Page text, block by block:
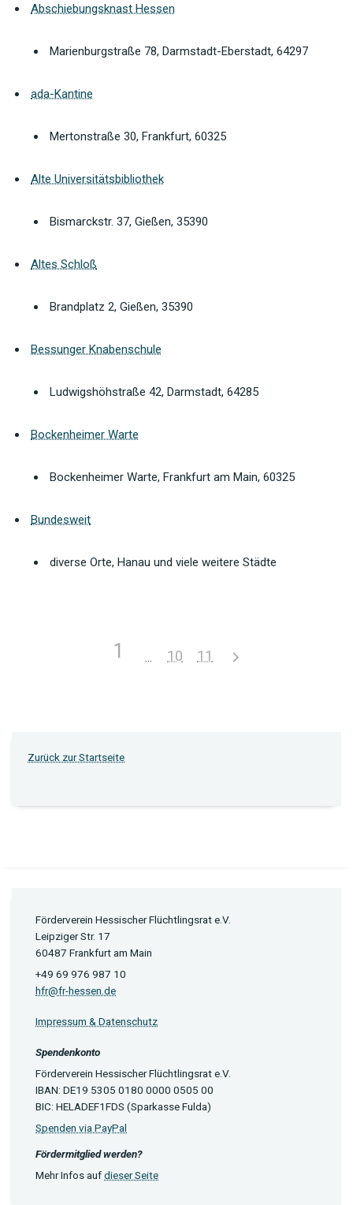
Abschiebungsknast Hessen
Marienburgstraße 78, Darmstadt-Eberstadt, 64297
ada-Kantine
Mertonstraße 30, Frankfurt, 60325
Alte Universitätsbibliothek
Bismarckstr. 37, Gießen, 35390
Altes Schloß
Brandplatz 2, Gießen, 35390
Bessunger Knabenschule
Ludwigshöhstraße 42, Darmstadt, 64285
Bockenheimer Warte
Bockenheimer Warte, Frankfurt am Main, 60325
Bundesweit
diverse Orte, Hanau und viele weitere Städte
1 10 11
Zurück zur Startseite
Förderverein Hessischer Flüchtlingsrat e.V.
Leipziger Str. 17
60487 Frankfurt am Main
+49 69 976 987 10
hfr@fr-hessen.de
Impressum & Datenschutz
Spendenkonto
Förderverein Hessischer Flüchtlingsrat e.V.
IBAN: DE19 5305 0180 0000 0505 00
BIC: HELADEF1FDS (Sparkasse Fulda)
Spenden via PayPal
Fördermitglied werden?
Mehr Infos aufdieser Seite